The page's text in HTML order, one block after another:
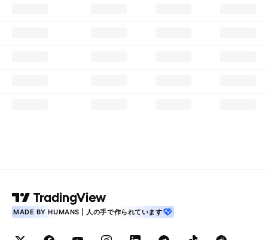
MADE BY HUMANS | 人の手で作られています